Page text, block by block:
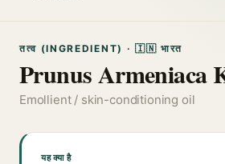
तत्व (INGREDIENT) · 🇮🇳 भारत
Prunus Armeniaca
Emollient / skin-conditioning oil
यह क्या है